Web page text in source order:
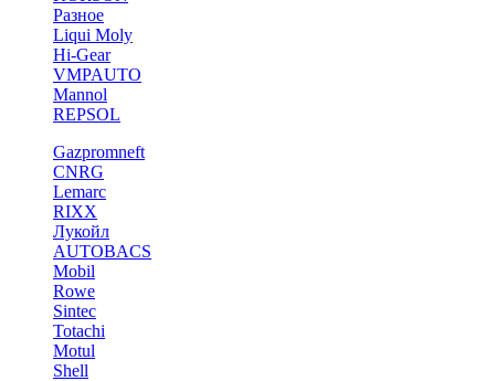
Разное
Liqui Moly
Hi-Gear
VMPAUTO
Mannol
REPSOL
Gazpromneft
CNRG
Lemarc
RIXX
Лукойл
AUTOBACS
Mobil
Rowe
Sintec
Totachi
Motul
Shell